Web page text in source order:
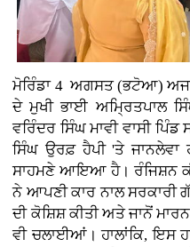
ਮੋਰਿੰਡਾ 4 ਅਗਸਤ (ਭਟੋਆ)
ਦੇ ਮੁਖੀ ਭਾਈ ਅਮ੍ਰਿਤਪਾਲ
ਵਰਿੰਦਰ ਸਿੰਘ ਮਾਵੀ ਵਾਸੀ
ਸਿੰਘ ਉਰਫ਼ ਹੈਪੀ 'ਤੇ ਜਾਨਲੇਵਾ
ਸਾਹਮਣੇ ਆਇਆ ਹੈ। ਰੰਜਿਸ਼ਨ
ਨੇ ਆਪਣੀ ਕਾਰ ਨਾਲ ਸਰਕਾਰੀ
ਦੀ ਕੋਸ਼ਿਸ਼ ਕੀਤੀ ਅਤੇ ਜਾਨੋਂ
ਵੀ ਚਲਾਈਆਂ। ਹਾਲਾਂਕਿ, ਇਸ